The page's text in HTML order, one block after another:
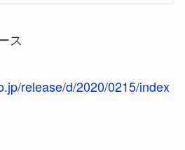
ス
release/d/2020/0215/index